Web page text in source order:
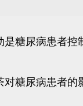
糖尿病患者控
糖尿病患者的